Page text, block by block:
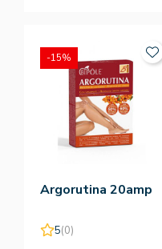
Argorutina 20amp
5(0)
-15%